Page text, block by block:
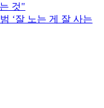
것"
‘잘 노는 게 잘 사는